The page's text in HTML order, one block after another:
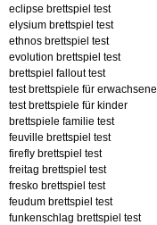
eclipse brettspiel test
elysium brettspiel test
ethnos brettspiel test
evolution brettspiel test
brettspiel fallout test
test brettspiele für erwachsene
test brettspiele für kinder
brettspiele familie test
feuville brettspiel test
firefly brettspiel test
freitag brettspiel test
fresko brettspiel test
feudum brettspiel test
funkenschlag brettspiel test